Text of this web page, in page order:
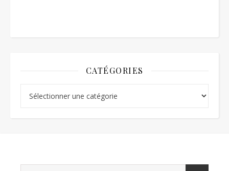
CATÉGORIES